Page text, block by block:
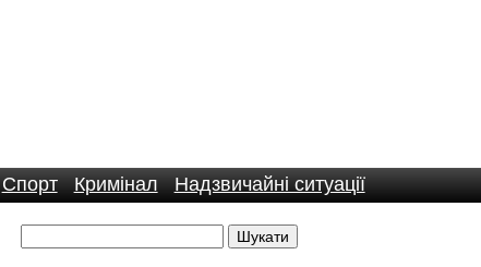
Спорт Кримінал Надзвичайні ситуації